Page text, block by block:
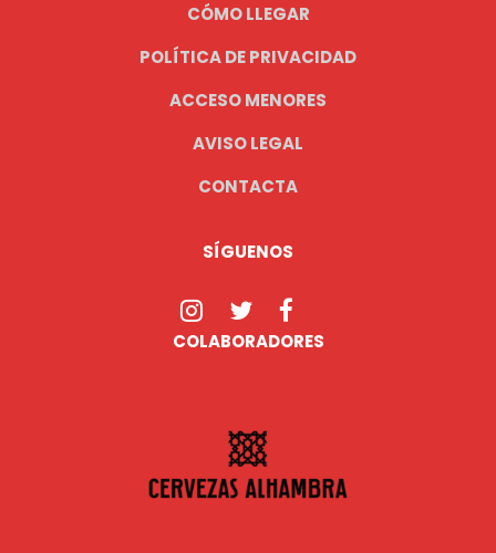
CÓMO LLEGAR
POLÍTICA DE PRIVACIDAD
ACCESO MENORES
AVISO LEGAL
CONTACTA
SÍGUENOS
COLABORADORES